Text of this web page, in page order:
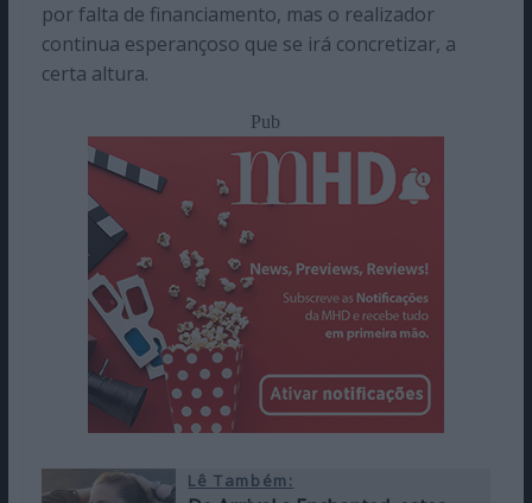
por falta de financiamento, mas o realizador
continua esperançoso que se irá concretizar, a
certa altura.
Pub
Lê Também: